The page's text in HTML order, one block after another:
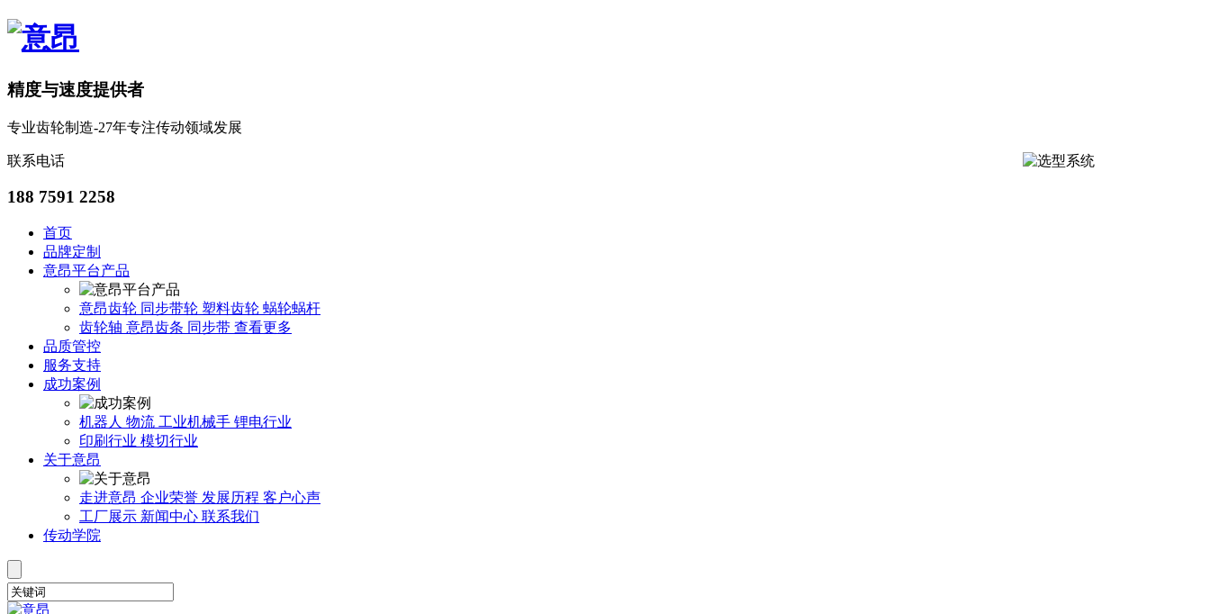
精度与速度提供者
专业齿轮制造-27年专注传动领域发展
联系电话
188 7591 2258
首页
品牌定制
意昂平台产品
意昂齿轮 同步带轮 塑料齿轮 蜗轮蜗杆
齿轮轴 意昂齿条 同步带 查看更多
品质管控
服务支持
成功案例
机器人 物流 工业机械手 锂电行业
印刷行业 模切行业
关于意昂
走进意昂 企业荣誉 发展历程 客户心声
工厂展示 新闻中心 联系我们
传动学院